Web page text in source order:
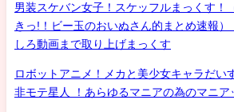
男装スケバン女子！スケッフルまっくす！
きっ!！ビー玉のおいぬさん的まとめ速報
しろ動画まで取り上げまっくす
ロボットアニメ！メカと美少女キャラだい
非モテ星人 ！あらゆるマニアの為のマニア